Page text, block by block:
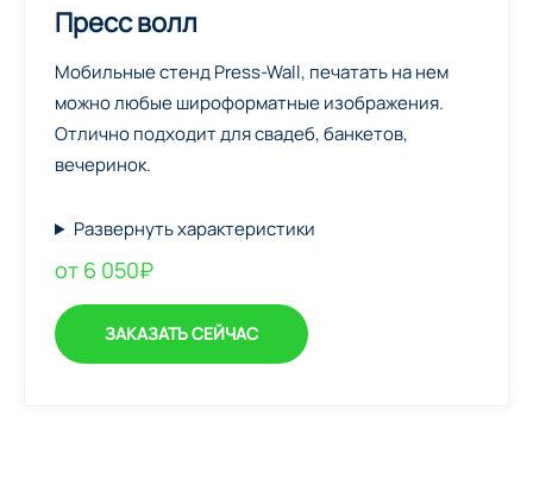
Пресс волл
Мобильные стенд Press-Wall, печатать на нем
можно любые широформатные изображения.
Отлично подходит для свадеб, банкетов,
вечеринок.
Развернуть характеристики
от 6 050₽
ЗАКАЗАТЬ СЕЙЧАС